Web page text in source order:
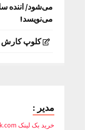
می‌شود/ اننده
می‌نویسد!
کلوپ کارش
مدیر :
خرید بک لینک behtarinbacklink.com